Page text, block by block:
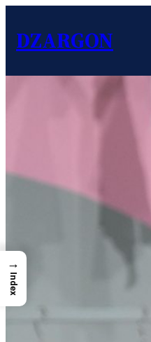
DZARGON
→
Index